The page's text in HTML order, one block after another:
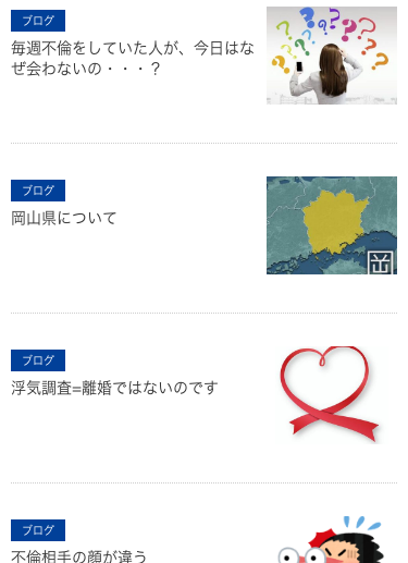
ブログ
毎週不倫をしていた人が、今日はな
ぜ会わないの・・・？
ブログ
岡山県について
ブログ
浮気調査=離婚ではないのです
ブログ
不倫相手の顔が違う